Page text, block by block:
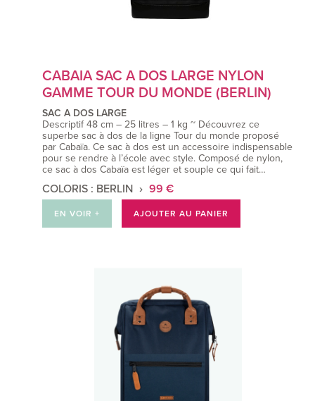
CABAIA SAC A DOS LARGE NYLON
GAMME TOUR DU MONDE (BERLIN)
SAC A DOS LARGE
Descriptif 48 cm – 25 litres – 1 kg ~ Découvrez ce
superbe sac à dos de la ligne Tour du monde proposé
par Cabaïa. Ce sac à dos est un accessoire indispensable
pour se rendre à l’école avec style. Composé de nylon,
ce sac à dos Cabaïa est léger et souple ce qui fait…
COLORIS : BERLIN 99 €
EN VOIR + AJOUTER AU PANIER